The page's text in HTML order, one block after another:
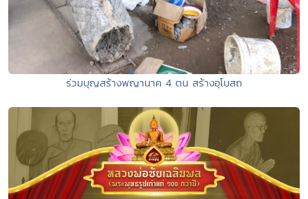
ร่วมบุญสร้างพญานาค 4 ตน สร้างอุโบสถ